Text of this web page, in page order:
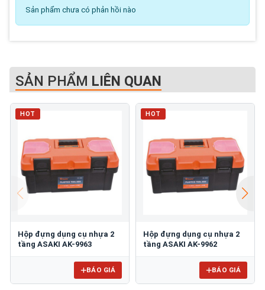
Sản phẩm chưa có phản hồi nào
SẢN PHẨM LIÊN QUAN
HOT
Hộp đựng dụng cụ nhựa 2
tầng ASAKI AK-9963
BÁO GIÁ
HOT
Hộp đựng dụng cụ nhựa 2
tầng ASAKI AK-9962
BÁO GIÁ